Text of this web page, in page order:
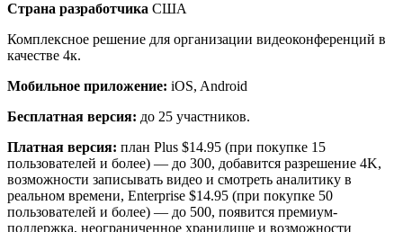
Страна разработчика США
Комплексное решение для организации видеоконференций в
качестве 4к.
Мобильное приложение: iOS, Android
Бесплатная версия: до 25 участников.
Платная версия: план Plus $14.95 (при покупке 15
пользователей и более) — до 300, добавится разрешение 4K,
возможности записывать видео и смотреть аналитику в
реальном времени, Enterprise $14.95 (при покупке 50
пользователей и более) — до 500, появится премиум-
поддержка, неограниченное хранилище и возможности